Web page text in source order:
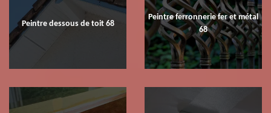
Peintre dessous de toit 68
Peintre ferronnerie fer et métal
68